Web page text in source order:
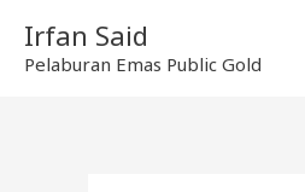
content
Irfan Said
Pelaburan Emas Public Gold